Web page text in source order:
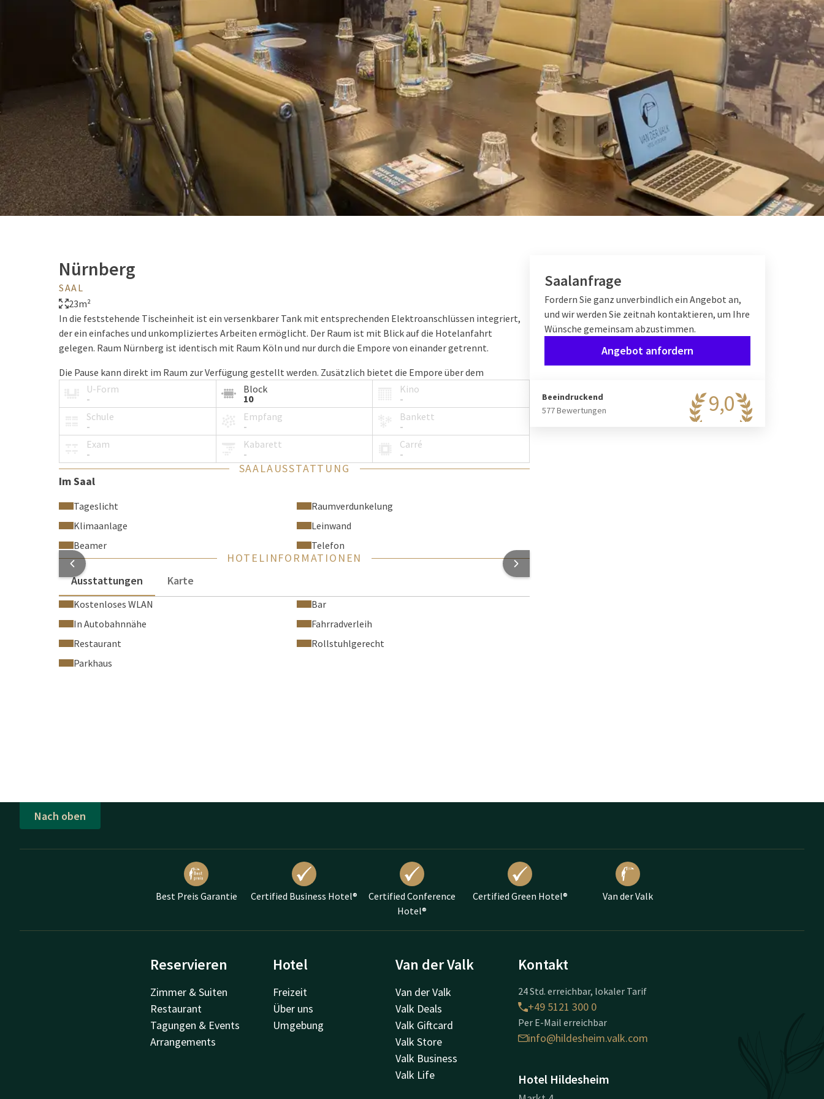
Nürnberg
SAAL
23m²
In die feststehende Tischeinheit ist ein versenkbarer Tank mit entsprechenden Elektroanschlüssen integriert,
der ein einfaches und unkompliziertes Arbeiten ermöglicht. Der Raum ist mit Blick auf die Hotelanfahrt
gelegen. Raum Nürnberg ist identisch mit Raum Köln und nur durch die Empore von einander getrennt.
Die Pause kann direkt im Raum zur Verfügung gestellt werden. Zusätzlich bietet die Empore über dem
Empfangsbereich Platz zum Verweilen.
Bei Bestuhlung in Block-Form finden bis zu 10 Personen im Raum Nürnberg Platz.
[iframe]
U-Form
-
Block
10
Kino
-
Schule
-
Empfang
-
Bankett
-
Exam
-
Kabarett
-
Carré
-
SAALAUSSTATTUNG
Im Saal
Tageslicht
Raumverdunkelung
Klimaanlage
Leinwand
Beamer
Telefon
Saalanfrage
Fordern Sie ganz unverbindlich ein Angebot an,
und wir werden Sie zeitnah kontaktieren, um Ihre
Wünsche gemeinsam abzustimmen.
Angebot anfordern
9,0
Beeindruckend
577 Bewertungen
HOTELINFORMATIONEN
Ausstattungen
Karte
Kostenloses WLAN
Bar
In Autobahnnähe
Fahrradverleih
Restaurant
Rollstuhlgerecht
Parkhaus
Nach oben
Best Preis Garantie Certified Business Hotel®
Certified Conference
Hotel®
Certified Green Hotel® Van der Valk
Reservieren
Zimmer & Suiten
Restaurant
Tagungen & Events
Arrangements
Hotel
Freizeit
Über uns
Umgebung
Van der Valk
Van der Valk
Valk Deals
Valk Giftcard
Valk Store
Valk Business
Valk Life
Kontakt
24 Std. erreichbar, lokaler Tarif
+49 5121 300 0
Per E-Mail erreichbar
info@hildesheim.valk.com
Hotel Hildesheim